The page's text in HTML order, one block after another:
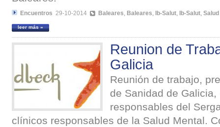
Encuentros 29-10-2014 Baleares, Baleares, Ib-Salut, Ib-Salut,
leer más »
Reunion de
Galicia
Reunión de trabajo,
de Sanidad de
responsables del
clínicos responsables de la Salud Mental.